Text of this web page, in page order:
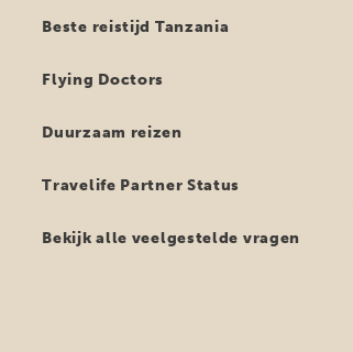
Beste reistijd Tanzania
Flying Doctors
Duurzaam reizen
Travelife Partner Status
Bekijk alle veelgestelde vragen